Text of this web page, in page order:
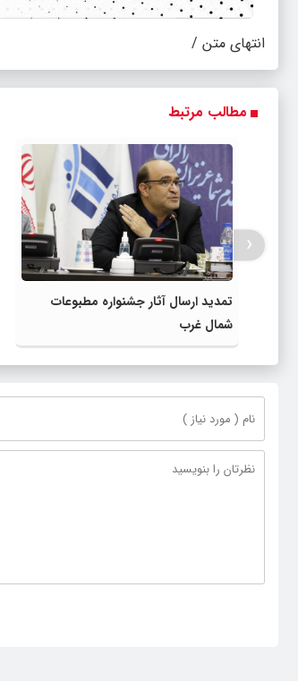
انتهای متن /
مطالب مرتبط
تمدید ارسال آثار جشنواره مطبوعات
شمال غرب
‹